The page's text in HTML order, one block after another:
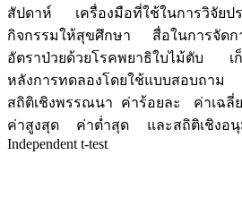
สัปดาห์ เครื่องมือที่ใช้ในการวิจัย
กิจกรรมให้สุขศึกษา สื่อในการจัด
อัตราป่วยด้วยโรคพยาธิใบไม้ตับ เ
หลังการทดลองโดยใช้แบบสอบถา
สถิติเชิงพรรณนา ค่าร้อยละ ค่าเฉลี่
ค่าสูงสุด ค่าต่ำสุด และสถิติเชิงอนุ
Independent t-test